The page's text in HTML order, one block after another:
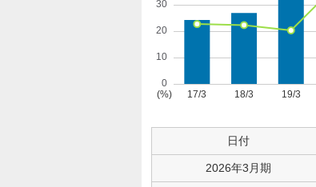
日付
2026年3月期